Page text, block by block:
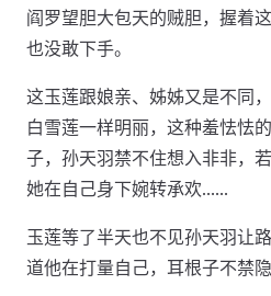
阎罗望胆大包天的贼胆，握着
也没敢下手。
这玉莲跟娘亲、姊姊又是不同
白雪莲一样明丽，这种羞怯怯
子，孙天羽禁不住想入非非，
她在自己身下婉转承欢……
玉莲等了半天也不见孙天羽让
道他在打量自己，耳根子不禁隐